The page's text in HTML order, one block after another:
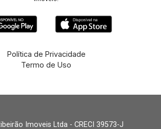
Política de Privacidade
Termo de Uso
Imoveis Ltda - CRECI 39573-J